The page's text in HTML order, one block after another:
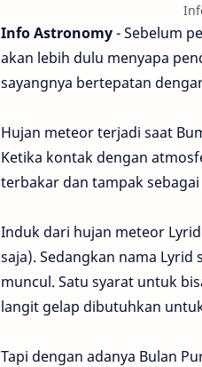
Info Astronomy- Sebelum
akan lebih dulu menyapa
sayangnya bertepatan
Hujan meteor terjadi saat
Ketika kontak dengan
terbakar dan tampak
Induk dari hujan meteor
saja). Sedangkan nama
muncul. Satu syarat untuk
langit gelap dibutuhkan
Tapi dengan adanya Bulan